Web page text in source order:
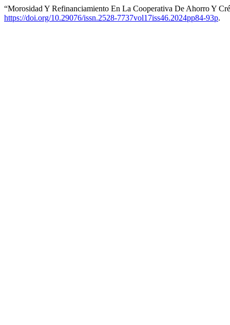
“Morosidad Y Refinanciamiento En La Cooperativa De Ahorro Y
https://doi.org/10.29076/issn.2528-7737vol17iss46.2024pp84-93p.